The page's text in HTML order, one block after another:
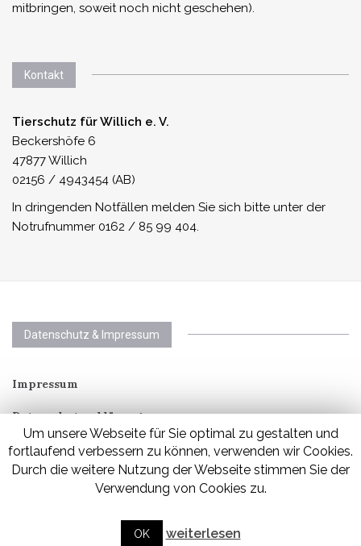
mitbringen, soweit noch nicht geschehen).
Kontakt
Tierschutz für Willich e. V.
Beckershöfe 6
47877 Willich
02156 / 4943454 (AB)
In dringenden Notfällen melden Sie sich bitte unter der
Notrufnummer 0162 / 85 99 404.
Datenschutz & Impressum
Impressum
Datenschutzerklärung
MOOZ Themes
Um unsere Webseite für Sie optimal zu gestalten und
fortlaufend verbessern zu können, verwenden wir Cookies.
Durch die weitere Nutzung der Webseite stimmen Sie der
Verwendung von Cookies zu.
OK weiterlesen